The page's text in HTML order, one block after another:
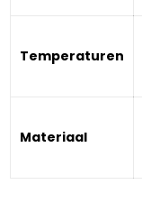
Temperaturen
Materiaal